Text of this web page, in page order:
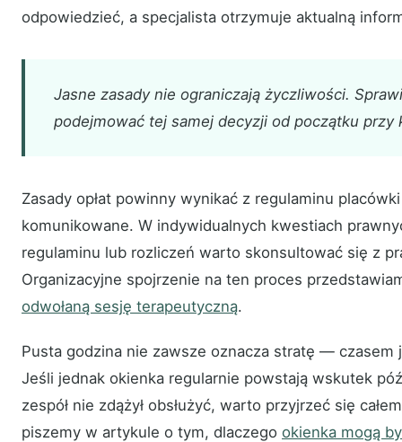
odpowiedzieć, a specjalista otrzymuje aktualną
Jasne zasady nie ograniczają życzliwości.
podejmować tej samej decyzji od początku przy
Zasady opłat powinny wynikać z regulaminu
komunikowane. W indywidualnych kwestiach
regulaminu lub rozliczeń warto skonsultować się z
Organizacyjne spojrzenie na ten proces
odwołaną sesję terapeutyczną.
Pusta godzina nie zawsze oznacza stratę — czasem
Jeśli jednak okienka regularnie powstają wskutek
zespół nie zdążył obsłużyć, warto przyjrzeć się
piszemy w artykule o tym, dlaczego okienka mogą